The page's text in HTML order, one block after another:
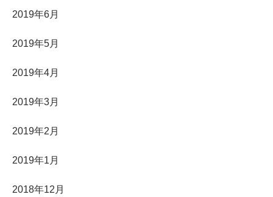
2019年6月
2019年5月
2019年4月
2019年3月
2019年2月
2019年1月
2018年12月